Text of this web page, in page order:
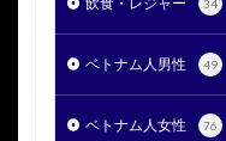
34
ベトナム人男性 49
ベトナム人女性 76